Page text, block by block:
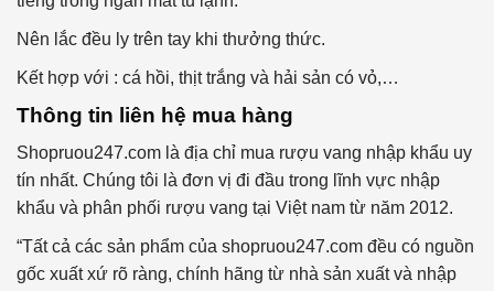
Nên lắc đều ly trên tay khi thưởng thức.
Kết hợp với : cá hồi, thịt trắng và hải sản có vỏ,…
Thông tin liên hệ mua hàng
Shopruou247.com là địa chỉ mua rượu vang nhập khẩu uy
tín nhất. Chúng tôi là đơn vị đi đầu trong lĩnh vực nhập
khẩu và phân phối rượu vang tại Việt nam từ năm 2012.
“Tất cả các sản phẩm của shopruou247.com đều có nguồn
gốc xuất xứ rõ ràng, chính hãng từ nhà sản xuất và nhập